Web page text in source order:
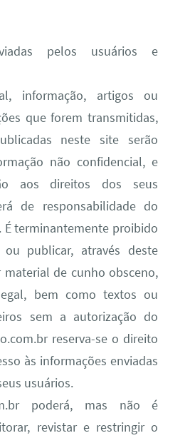
pelos usuários e
informação, artigos ou
que forem transmitidas,
neste site serão
não confidencial, e
aos direitos dos seus
de responsabilidade do
É terminantemente proibido
publicar, através deste
de cunho obsceno,
bem como textos ou
sem a autorização do
reserva-se o direito
às informações enviadas
usuários.
poderá, mas não é
revistar e restringir o